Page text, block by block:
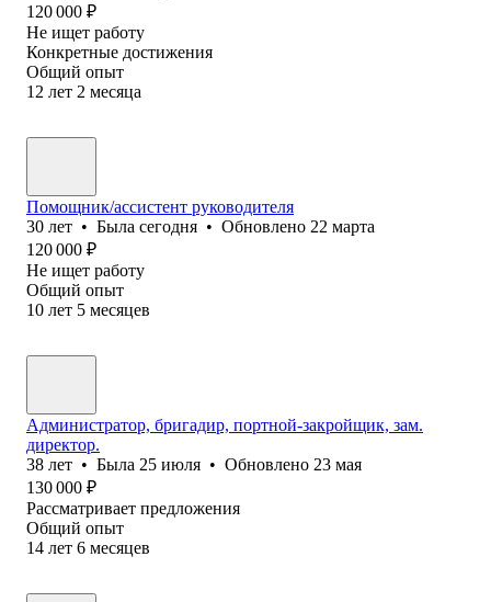
120 000 ₽
Не ищет работу
Конкретные достижения
Общий опыт
12 лет 2 месяца
Помощник/ассистент руководителя
30 лет • Была сегодня • Обновлено 22 марта
120 000 ₽
Не ищет работу
Общий опыт
10 лет 5 месяцев
Администратор, бригадир, портной-закройщик, зам.
директор.
38 лет • Была 25 июля • Обновлено 23 мая
130 000 ₽
Рассматривает предложения
Общий опыт
14 лет 6 месяцев